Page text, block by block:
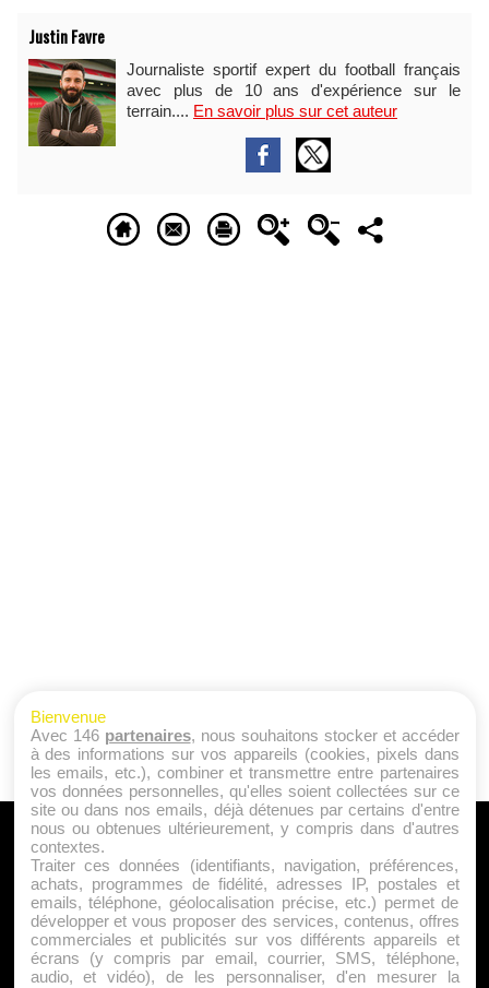
Justin Favre
Journaliste sportif expert du football français
avec plus de 10 ans d'expérience sur le
terrain.... En savoir plus sur cet auteur
A PROPOS
Qui sommes nous ?
Mentions Légales
Publicité
Politique de Cookies
Bienvenue
Avec 146 partenaires, nous souhaitons stocker et accéder
à des informations sur vos appareils (cookies, pixels dans
les emails, etc.), combiner et transmettre entre partenaires
vos données personnelles, qu'elles soient collectées sur ce
site ou dans nos emails, déjà détenues par certains d'entre
nous ou obtenues ultérieurement, y compris dans d'autres
contextes.
Traiter ces données (identifiants, navigation, préférences,
achats, programmes de fidélité, adresses IP, postales et
emails, téléphone, géolocalisation précise, etc.) permet de
développer et vous proposer des services, contenus, offres
commerciales et publicités sur vos différents appareils et
écrans (y compris par email, courrier, SMS, téléphone,
audio, et vidéo), de les personnaliser, d'en mesurer la